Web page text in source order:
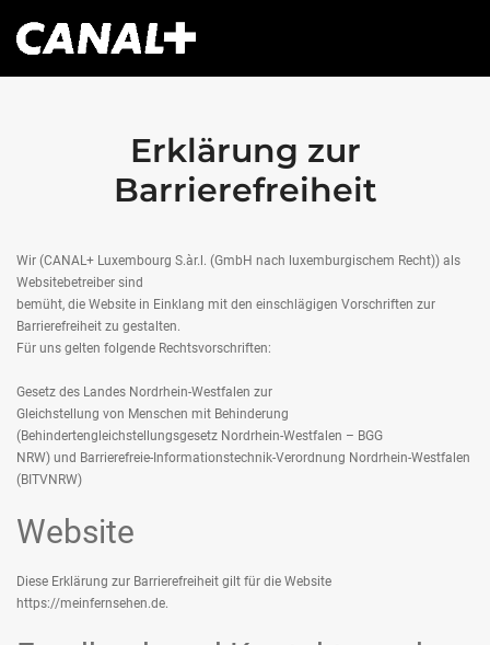
Erklärung zur
Barrierefreiheit
Wir (CANAL+ Luxembourg S.àr.l. (GmbH nach luxemburgischem Recht)) als
Websitebetreiber sind
bemüht, die Website in Einklang mit den einschlägigen Vorschriften zur
Barrierefreiheit zu gestalten.
Für uns gelten folgende Rechtsvorschriften:
Gesetz des Landes Nordrhein-Westfalen zur
Gleichstellung von Menschen mit Behinderung
(Behindertengleichstellungsgesetz Nordrhein-Westfalen – BGG
NRW) und Barrierefreie-Informationstechnik-Verordnung Nordrhein-Westfalen
(BITVNRW)
Website
Diese Erklärung zur Barrierefreiheit gilt für die Website
https://meinfernsehen.de.